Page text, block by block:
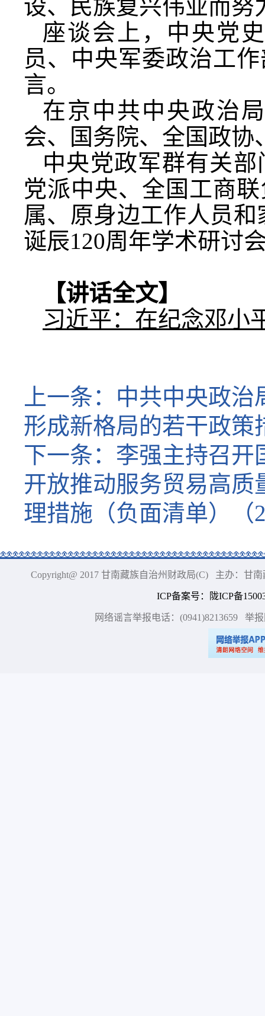
设、民族复兴伟业而努
座谈会上，中央党
员、中央军委政治工
言。
在京中共中央政治
会、国务院、全国政
中央党政军群有关
党派中央、全国工商
属、原身边工作人员
诞辰120周年学术研讨
【讲话全文】
习近平：在纪念邓小
上一条： 中共中央政治
形成新格局的若干政策
下一条： 李强主持召开
开放推动服务贸易高
理措施（负面清单）（
Copyright@ 2017 甘南藏族自治州财政局(C) 主办：甘
ICP备案号 ： 陇ICP备
网络谣言举报电话：(0941)8213659 举报